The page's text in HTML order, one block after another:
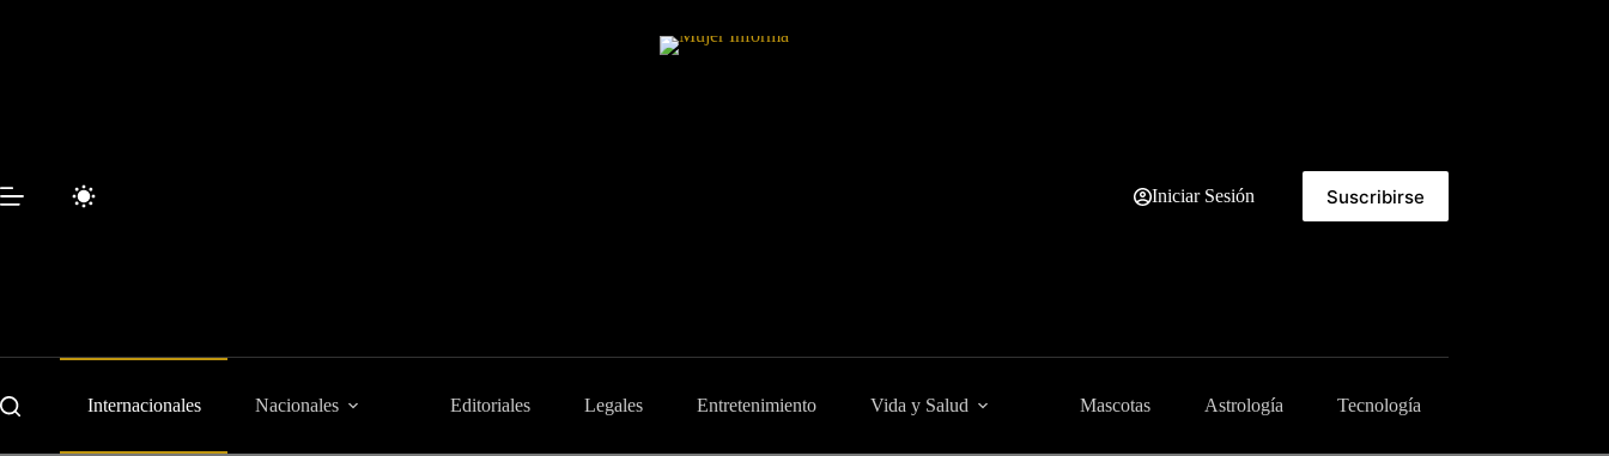
Iniciar Sesión Suscribirse
Internacionales Nacionales Editoriales Legales Entretenimiento Vida y Salud Mascotas Astrología Tecnología